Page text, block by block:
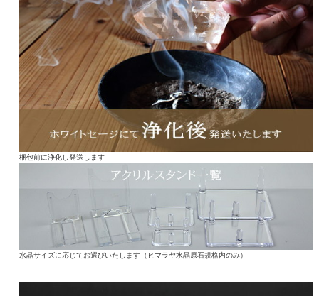
梱包前に浄化し発送します
水晶サイズに応じてお選びいたします（ヒマラヤ水晶原石規格内のみ）